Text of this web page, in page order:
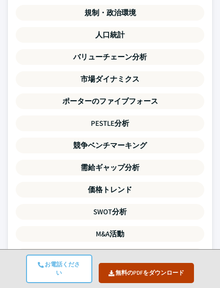
お電話くださ
い
無料のPDFをダウンロード
規制・政治環境
人口統計
バリューチェーン分析
市場ダイナミクス
ポーターのファイブフォース
PESTLE分析
競争ベンチマーキング
需給ギャップ分析
価格トレンド
SWOT分析
M&A活動
投資・資金調達の状況
企業プロファイル